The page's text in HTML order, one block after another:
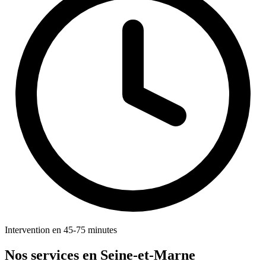
Intervention en 45-75 minutes
Nos services en Seine-et-Marne